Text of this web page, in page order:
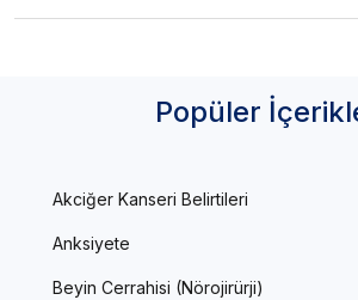
Popüler
Akciğer Kanseri Belirtileri
Anksiyete
Beyin Cerrahisi (Nörojirürji)